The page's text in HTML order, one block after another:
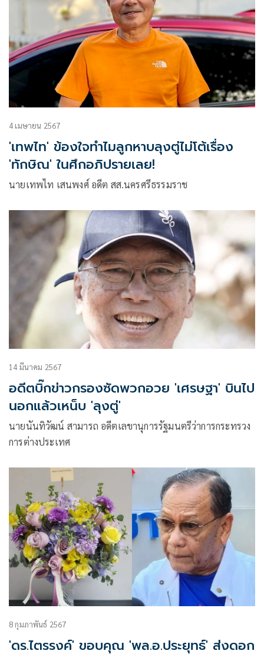
4 เมษายน 2567
'เทพไท' ข้องใจทำไมลูกหาบลุงตู่ไม่โต้เรื่อง
'ทักษิณ' ในศึกอภิปรายเลย!
นายเทพไท เสนพงศ์ อดีต สส.นครศรีธรรมราช
14 มีนาคม 2567
อดีตบิ๊กข่าวกรองซัดพวกอวย 'เศรษฐา' บินไป
นอกแล้วเหน็บ 'ลุงตู่'
นายนันทิวัฒน์ สามารถ อดีตเลขานุการรัฐมนตรีว่าการกระทรวง
การต่างประเทศ
8 กุมภาพันธ์ 2567
'ดร.ไตรรงค์' ขอบคุณ 'พล.อ.ประยุทธ์' ส่งดอก